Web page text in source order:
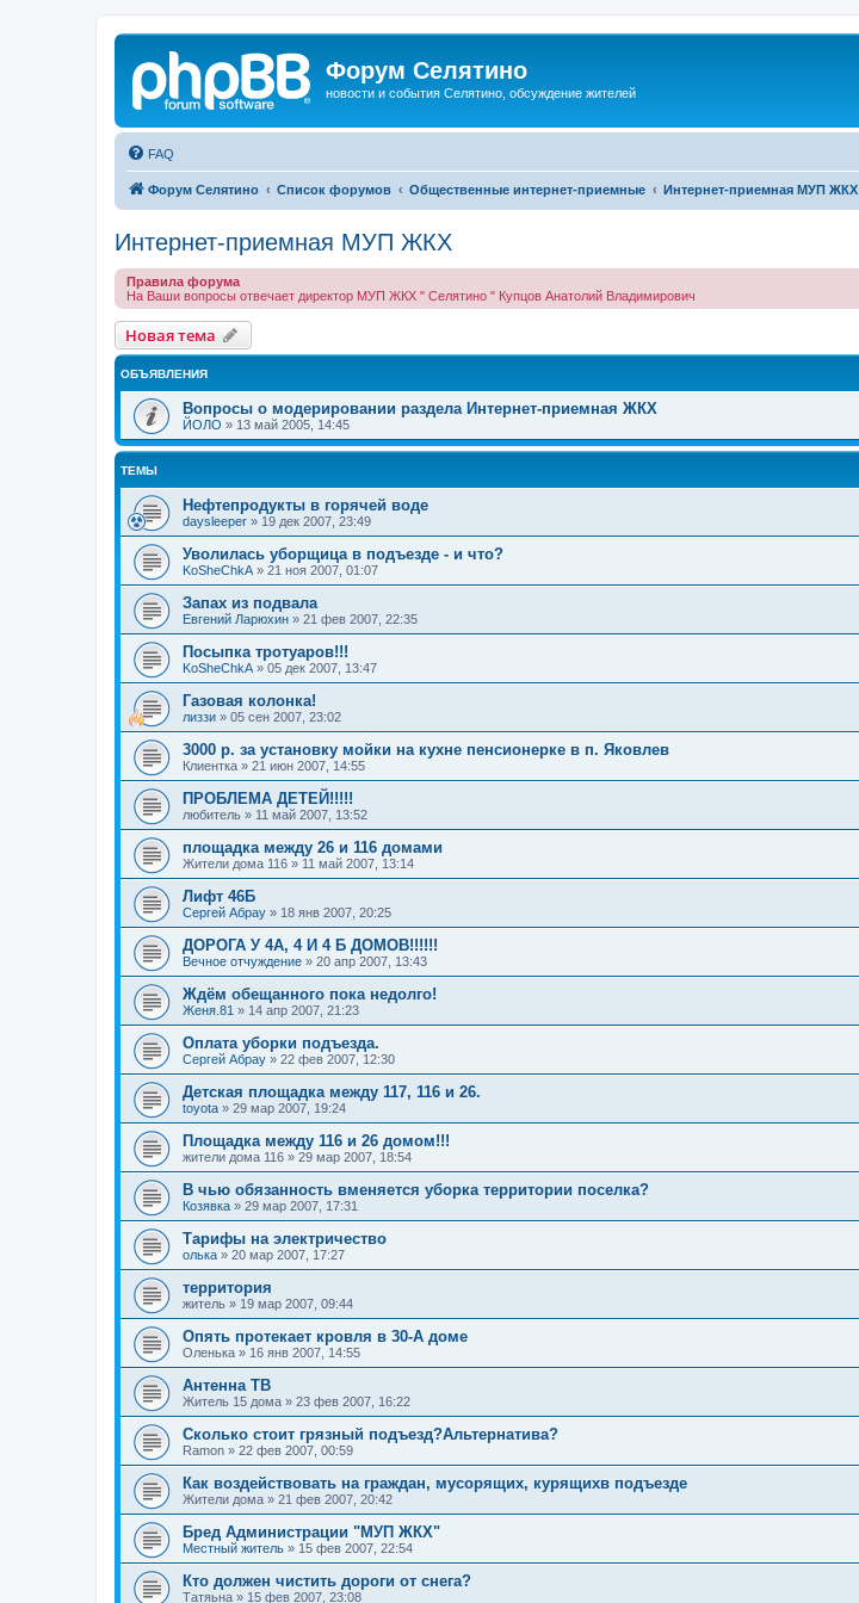
Форум Селятино
новости и события Селятино, обсуждение жителей
FAQ
Форум Селятино Список форумов Общественные интернет-приемные Интернет-приемная МУП ЖКХ
Интернет-приемная МУП ЖКХ
Правила форума
На Ваши вопросы отвечает директор МУП ЖКХ " Селятино " Купцов Анатолий Владимирович
Новая тема
ОБЪЯВЛЕНИЯ
Вопросы о модерировании раздела Интернет-приемная ЖКХ
ЙОЛО » 13 май 2005, 14:45
ТЕМЫ
Нефтепродукты в горячей воде
daysleeper » 19 дек 2007, 23:49
Уволилась уборщица в подъезде - и что?
KoSheChkA » 21 ноя 2007, 01:07
Запах из подвала
Евгений Ларюхин » 21 фев 2007, 22:35
Посыпка тротуаров!!!
KoSheChkA » 05 дек 2007, 13:47
Газовая колонка!
лиззи » 05 сен 2007, 23:02
3000 р. за установку мойки на кухне пенсионерке в п. Яковлев
Клиентка » 21 июн 2007, 14:55
ПРОБЛЕМА ДЕТЕЙ!!!!!
любитель » 11 май 2007, 13:52
площадка между 26 и 116 домами
Жители дома 116 » 11 май 2007, 13:14
Лифт 46Б
Сергей Абрау » 18 янв 2007, 20:25
ДОРОГА У 4А, 4 И 4 Б ДОМОВ!!!!!!
Вечное отчуждение » 20 апр 2007, 13:43
Ждём обещанного пока недолго!
Женя.81 » 14 апр 2007, 21:23
Оплата уборки подъезда.
Сергей Абрау » 22 фев 2007, 12:30
Детская площадка между 117, 116 и 26.
toyota » 29 мар 2007, 19:24
Площадка между 116 и 26 домом!!!
жители дома 116 » 29 мар 2007, 18:54
В чью обязанность вменяется уборка территории поселка?
Козявка » 29 мар 2007, 17:31
Тарифы на электричество
олька » 20 мар 2007, 17:27
территория
житель » 19 мар 2007, 09:44
Опять протекает кровля в 30-А доме
Oлeнькa » 16 янв 2007, 14:55
Антенна ТВ
Житель 15 дома » 23 фев 2007, 16:22
Сколько стоит грязный подъезд?Альтернатива?
Ramon » 22 фев 2007, 00:59
Как воздействовать на граждан, мусорящих, курящихв подъезде
Жители дома » 21 фев 2007, 20:42
Бред Администрации "МУП ЖКХ"
Местный житель » 15 фев 2007, 22:54
Кто должен чистить дороги от снега?
Татяьна » 15 фев 2007, 23:08